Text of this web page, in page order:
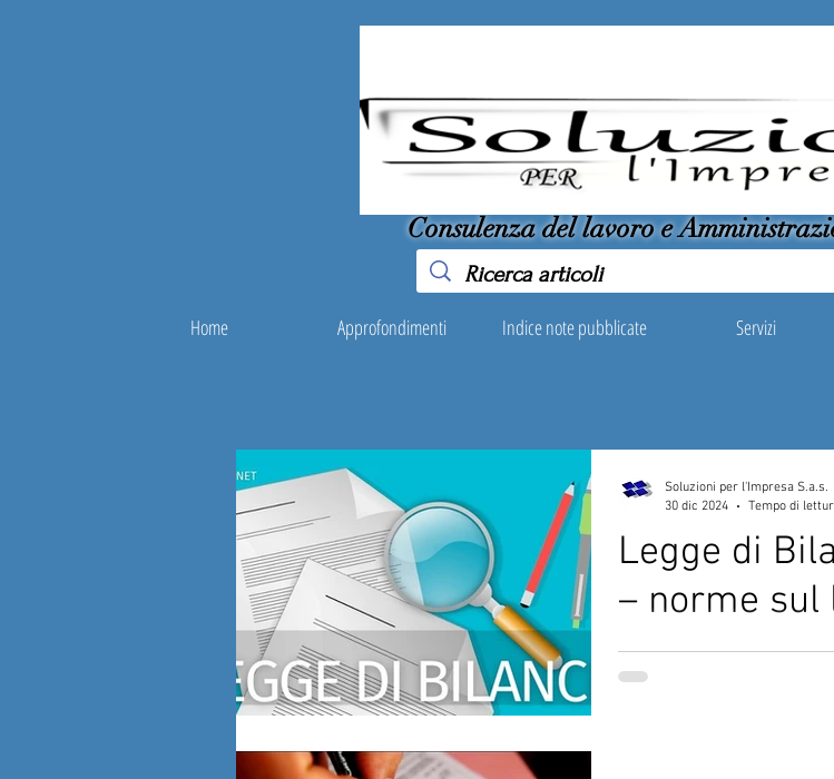
Consulenza del lavoro e
Home Approfondimenti Indice note pubblicate Servizi
Legge di
– norme sul
La Legge di Bilancio
approvata, alcune norme
Soluzioni per l'Impresa S.a.s.
30 dic 2024
Tempo di